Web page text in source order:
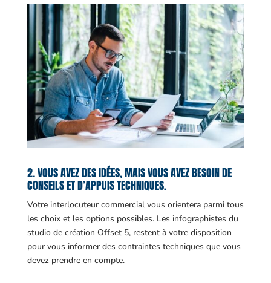
2. VOUS AVEZ DES IDÉES, MAIS VOUS AVEZ BESOIN DE
CONSEILS ET D’APPUIS TECHNIQUES.
Votre interlocuteur commercial vous orientera parmi tous
les choix et les options possibles. Les infographistes du
studio de création Offset 5, restent à votre disposition
pour vous informer des contraintes techniques que vous
devez prendre en compte.